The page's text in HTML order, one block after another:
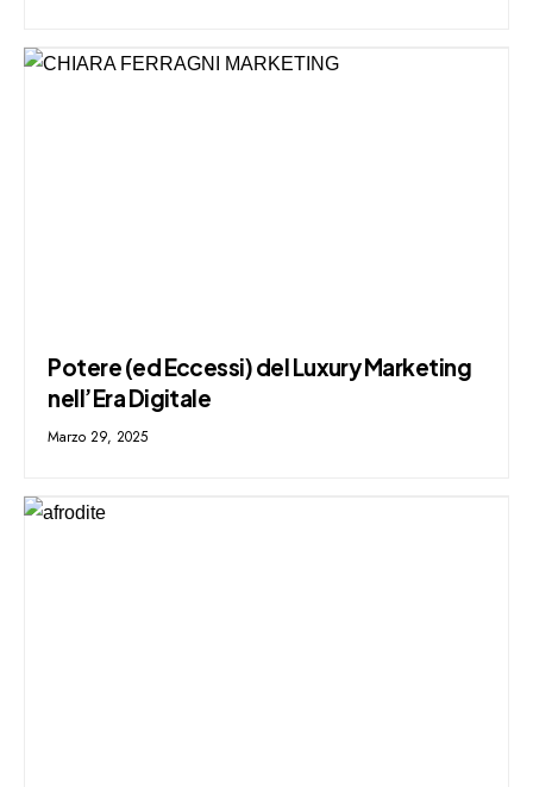
Potere (ed Eccessi) del Luxury Marketing
nell’Era Digitale
Marzo 29, 2025